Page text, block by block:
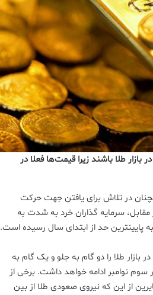
طلا باشند زیرا قیمت‌ها فعلا در
در تلاش برای یافتن جهت حرکت
سرمایه گذاران خرد به شدت به
پایینترین حد از ابتدای سال رسیده است.
طلا را دو گام به جلو و یک گام به
نوامبر ادامه خواهد داشت. برخی از
از این که نیروی صعودی طلا از بین